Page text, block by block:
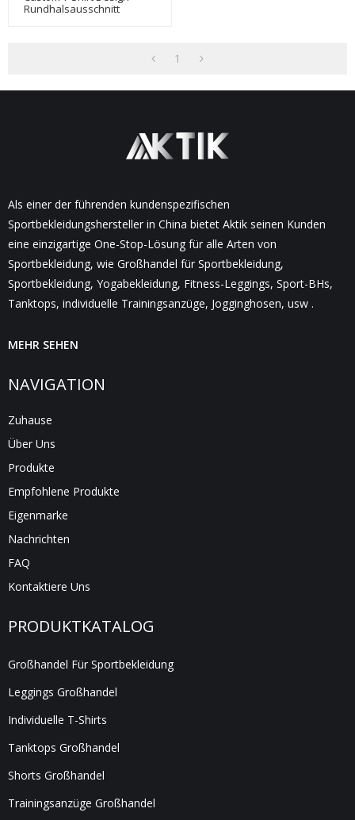
Rundhalsausschnitt
1
Als einer der führenden kundenspezifischen
Sportbekleidungshersteller in China bietet Aktik seinen Kunden
eine einzigartige One-Stop-Lösung für alle Arten von
Sportbekleidung, wie Großhandel für Sportbekleidung,
Sportbekleidung, Yogabekleidung, Fitness-Leggings, Sport-BHs,
Tanktops, individuelle Trainingsanzüge, Jogginghosen, usw .
MEHR SEHEN
NAVIGATION
Zuhause
Über Uns
Produkte
Empfohlene Produkte
Eigenmarke
Nachrichten
FAQ
Kontaktiere Uns
PRODUKTKATALOG
Großhandel Für Sportbekleidung
Leggings Großhandel
Individuelle T-Shirts
Tanktops Großhandel
Shorts Großhandel
Trainingsanzüge Großhandel